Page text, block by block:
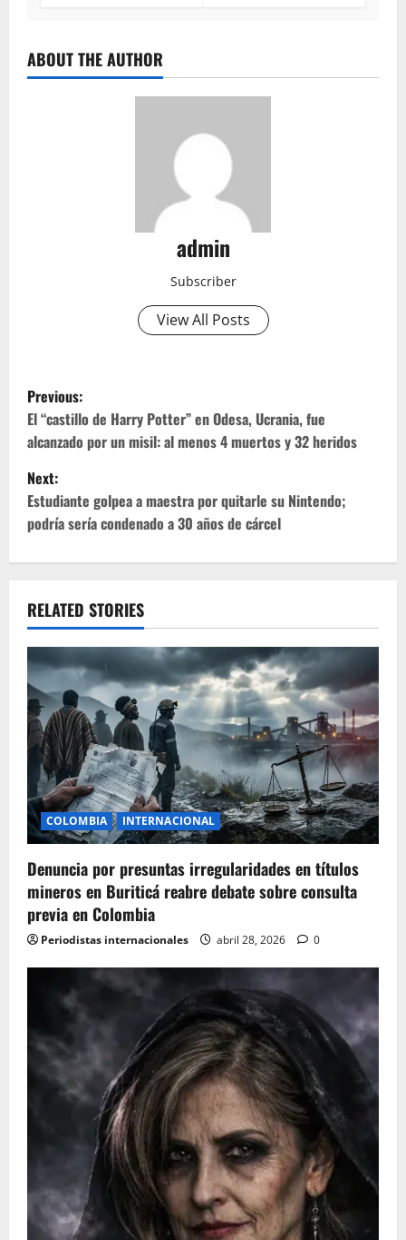
ABOUT THE AUTHOR
admin
Subscriber
View All Posts
P
o
s
t
n
v
i
g
a
t
i
o
n
Previous:
El “castillo de Harry Potter” en Odesa, Ucrania, fue
alcanzado por un misil: al menos 4 muertos y 32 heridos
Next:
Estudiante golpea a maestra por quitarle su Nintendo;
podría sería condenado a 30 años de cárcel
RELATED STORIES
COLOMBIA INTERNACIONAL
Denuncia por presuntas irregularidades en títulos
mineros en Buriticá reabre debate sobre consulta
previa en Colombia
Periodistas internacionales abril 28, 2026 0